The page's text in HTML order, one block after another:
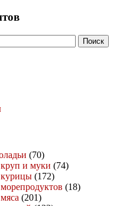
(70)
и муки (74)
(172)
(18)
(201)